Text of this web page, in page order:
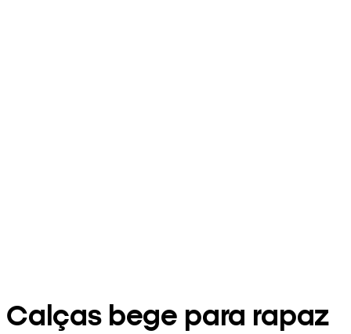
Calças bege para rapaz